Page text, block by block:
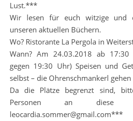
Lust.***
Wir lesen für euch witzige und
unseren aktuellen Büchern.
Wo? Ristorante La Pergola in
Wann? Am 24.03.2018 ab 17:30
gegen 19:30 Uhr) Speisen und
selbst – die Ohrenschmankerl gehen
Da die Plätze begrenzt sind,
Personen an diese
leocardia.sommer@gmail.com***